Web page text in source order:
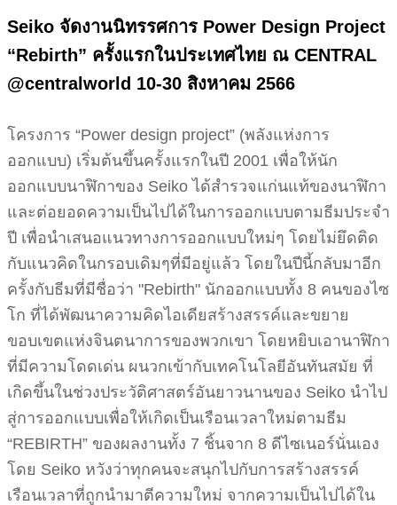
Seiko จัดงานนิทรรศการ Power Design Project
“Rebirth” ครั้งแรกในประเทศไทย ณ CENTRAL
@centralworld 10-30 สิงหาคม 2566
โครงการ “Power design project” (พลังแห่งการ
ออกแบบ) เริ่มต้นขึ้นครั้งแรกในปี 2001 เพื่อให้นัก
ออกแบบนาฬิกาของ Seiko ได้สำรวจแก่นแท้ของนาฬิกา
และต่อยอดความเป็นไปได้ในการออกแบบตามธีมประจำ
ปี เพื่อนำเสนอแนวทางการออกแบบใหม่ๆ โดยไม่ยึดติด
กับแนวคิดในกรอบเดิมๆที่มีอยู่แล้ว​ โดยในปีนี้กลับมาอีก
ครั้งกับธีม​ที่มีชื่อว่า​ "Rebirth" นักออกแบบทั้ง 8 คนของไซ
โก​ ที่ได้พัฒนาความคิด​ไอเดียสร้างสรรค์และขยาย
ขอบเขตแห่งจินตนาการของพวกเขา โดยหยิบเอานาฬิกา
ที่มีความโดดเด่น ผนวกเข้ากับเทคโนโลยีอันทันสมัย​ ที่
เกิดขึ้นในช่วงประวัติศาสตร์อันยาวนานของ Seiko นำไป
สู่การออกแบบเพื่อ​ให้เกิดเป็นเรือนเวลาใหม่ตามธีม
“REBIRTH” ของผลงานทั้ง 7 ชิ้นจาก 8 ดีไซเนอร์นั่นเอง​
โดย Seiko หวังว่าทุกคนจะสนุกไปกับ​การสร้างสรรค์
เรือนเวลาที่ถูกนำมาตีความใหม่​ จากความเป็นไปได้ใน